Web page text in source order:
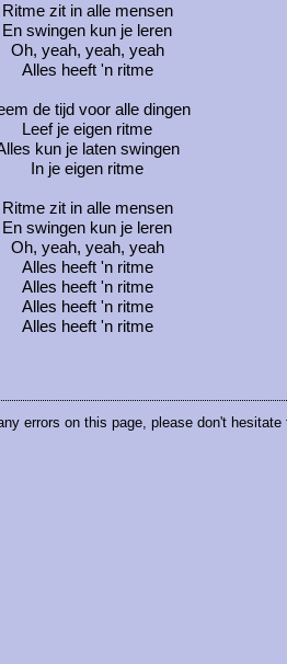
Ritme zit in alle mensen
En swingen kun je leren
Oh, yeah, yeah, yeah
Alles heeft 'n ritme
de tijd voor alle dingen
Leef je eigen ritme
kun je laten swingen
In je eigen ritme
Ritme zit in alle mensen
En swingen kun je leren
Oh, yeah, yeah, yeah
Alles heeft 'n ritme
Alles heeft 'n ritme
Alles heeft 'n ritme
Alles heeft 'n ritme
errors on this page, please don't